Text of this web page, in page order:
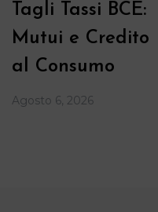
Tagli Tassi BCE:
Mutui e Credito
al Consumo
Agosto 6, 2026